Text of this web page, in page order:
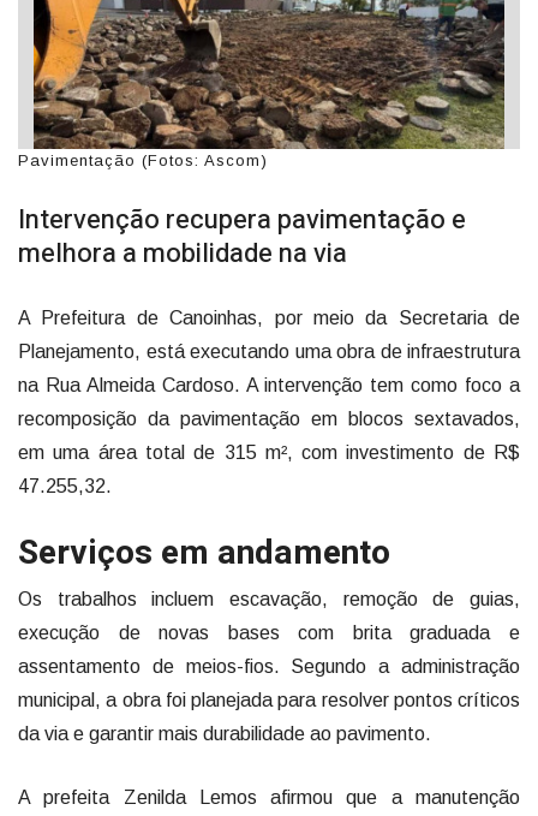
Pavimentação (Fotos: Ascom)
Intervenção recupera pavimentação e
melhora a mobilidade na via
A Prefeitura de Canoinhas, por meio da Secretaria de
Planejamento, está executando uma obra de infraestrutura
na Rua Almeida Cardoso. A intervenção tem como foco a
recomposição da pavimentação em blocos sextavados,
em uma área total de 315 m², com investimento de R$
47.255,32.
Serviços em andamento
Os trabalhos incluem escavação, remoção de guias,
execução de novas bases com brita graduada e
assentamento de meios-fios. Segundo a administração
municipal, a obra foi planejada para resolver pontos críticos
da via e garantir mais durabilidade ao pavimento.
A prefeita Zenilda Lemos afirmou que a manutenção